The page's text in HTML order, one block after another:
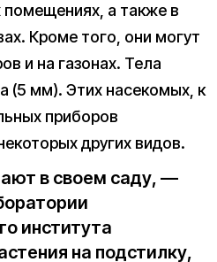
помещениях, а также в
Кроме того, они могут
и на газонах. Тела
(5 мм). Этих насекомых, к
приборов
других видов.
в своем саду, —
института
на подстилку,